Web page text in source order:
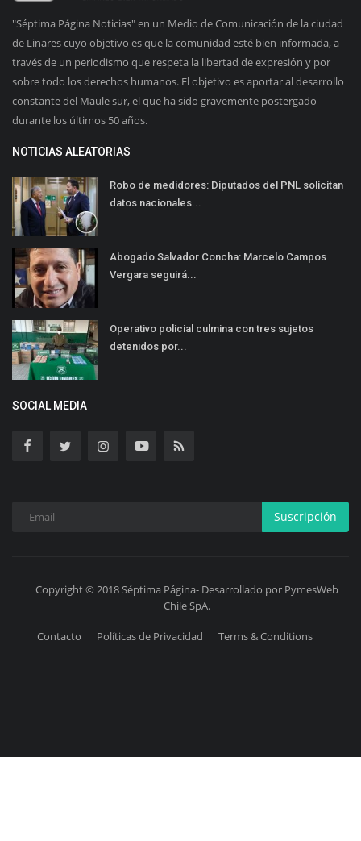
"Séptima Página Noticias" en un Medio de Comunicación de la ciudad
de Linares cuyo objetivo es que la comunidad esté bien informada, a
través de un periodismo que respeta la libertad de expresión y por
sobre todo los derechos humanos. El objetivo es aportar al desarrollo
constante del Maule sur, el que ha sido gravemente postergado
durante los últimos 50 años.
NOTICIAS ALEATORIAS
Robo de medidores: Diputados del PNL solicitan
datos nacionales...
Abogado Salvador Concha: Marcelo Campos
Vergara seguirá...
Operativo policial culmina con tres sujetos
detenidos por...
SOCIAL MEDIA
Suscripción
Copyright © 2018 Séptima Página- Desarrollado por PymesWeb
Chile SpA.
Contacto Políticas de Privacidad Terms & Conditions